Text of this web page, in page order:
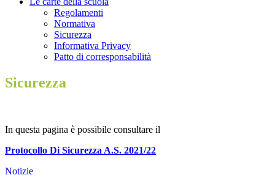
Regolamenti
Normativa
Sicurezza
Informativa Privacy
Patto di corresponsabilità
Sicurezza
In questa pagina è possibile consultare il
Protocollo Di Sicurezza A.S. 2021/22
Notizie